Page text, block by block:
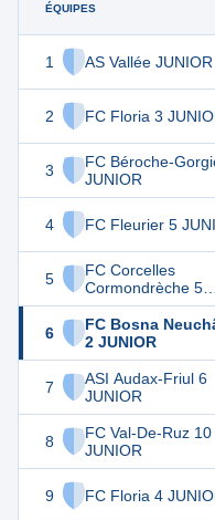
ÉQUIPES
1 AS Vallée JUNIOR
2 FC Floria 3
3
FC Béroche-
JUNIOR
4 FC Fleurier 5
5
FC Corcelles
Cormondrèche 5
JUNIOR
6
FC Bosna
2 JUNIOR
7
ASI Audax-Friul 6
JUNIOR
8
FC Val-De-Ruz 10
JUNIOR
9 FC Floria 4
18
16
16
12
9
9
6
4
3